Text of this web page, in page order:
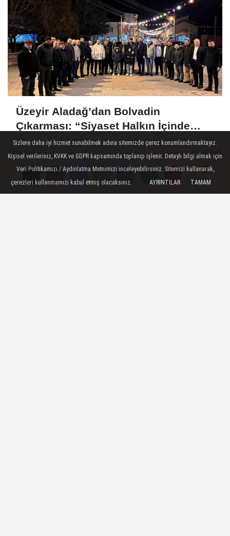
Yorumlar
Yorumlar
Üzeyir Aladağ’dan Bolvadin
Çıkarması: “Siyaset Halkın İçinde
Yapılır”
Sizlere daha iyi hizmet sunabilmek adına sitemizde çerez konumlandırmaktayız.
Kişisel verileriniz, KVKK ve GDPR kapsamında toplanıp işlenir. Detaylı bilgi almak için
Veri Politikamızı / Aydınlatma Metnimizi inceleyebilirsiniz. Sitemizi kullanarak,
çerezleri kullanmamızı kabul etmiş olacaksınız.
AYRINTILAR TAMAM